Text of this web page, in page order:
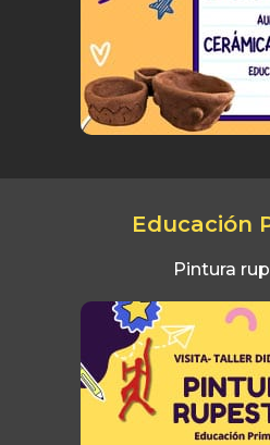
Educación
Pintura